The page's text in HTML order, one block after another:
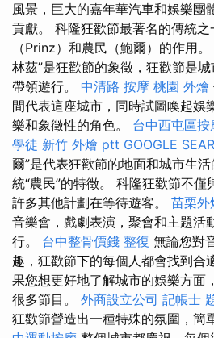
風景，巨大的嘉年華汽車和娛樂團
貢獻。 科隆狂歡節最著名的傳統之
（Prinz）和農民（鮑爾）的作用。
林茲”是狂歡節的象徵，狂歡節是
帶領遊行。 中清路 按摩 桃園 外燴
間代表這座城市，同時試圖喚起娛
樂和象徵性的角色。 台中西屯區按
學徒 新竹 外燴 ptt GOOGLE
爾”是代表狂歡節的地面和城市生
統“農民”的特徵。 科隆狂歡節不
許多其他計劃在等待遊客。 苗栗外
音樂會，戲劇表演，聚會和主題活
行。 台中整骨價錢 整復 無論您對
趣，狂歡節下的每個人都會找到合
果您想更好地了解城市的娛樂方面
很多節目。 外商設立公司 記帳士
狂歡節營造出一種特殊的氛圍，簡